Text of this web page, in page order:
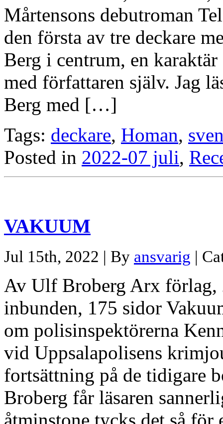
Mårtensons debutroman
den första av tre deckare
Berg i centrum, en
med författaren själv. Jag
Berg med […]
Tags: deckare, Homan,
Posted in 2022-07 juli,
VAKUUM
Jul 15th, 2022 | By ansvarig |
Av Ulf Broberg Arx förlag,
inbunden, 175 sidor
om polisinspektörerna
vid Uppsalapolisens
fortsättning på de tidigare
Broberg får läsaren
åtminstone tycks det så